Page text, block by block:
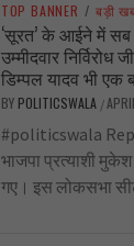
TOP BANNER / बड़ी
‘सूरत’ के आईने में
उम्मीदवार
डिम्पल यादव भी एक
BY POLITICSWALA /
#politicswala
भाजपा प्रत्याशी मुकेश
गए। इस लोकसभा